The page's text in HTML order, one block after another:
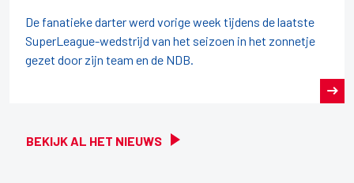
BEKIJK AL HET NIEUWS
De fanatieke darter werd vorige week tijdens de laatste
SuperLeague-wedstrijd van het seizoen in het zonnetje
gezet door zijn team en de NDB.